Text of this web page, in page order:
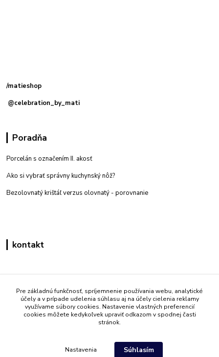
/matieshop
@celebration_by_mati
Poradňa
Porcelán s označením II. akosť
Ako si vybrať správny kuchynský nôž?
Bezolovnatý krištáľ verzus olovnatý - porovnanie
kontakt
+421 908 861 051
(Po - Pia 7:30-15:30)
info@mati.sk
Pre základnú funkčnosť, spríjemnenie používania webu, analytické
účely a v prípade udelenia súhlasu aj na účely cielenia reklamy
využívame súbory cookies. Nastavenie vlastných preferencií
cookies môžete kedykoľvek upraviť odkazom v spodnej časti
stránok.
Nastavenia Súhlasím